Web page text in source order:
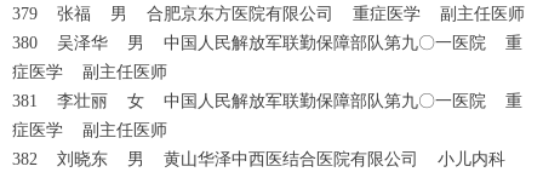
379 张福 男 合肥京东方医院有限公司 重症医学 副主任医师
380 吴泽华 男 中国人民解放军联勤保障部队第九〇一医院 重
症医学 副主任医师
381 李壮丽 女 中国人民解放军联勤保障部队第九〇一医院 重
症医学 副主任医师
382 刘晓东 男 黄山华泽中西医结合医院有限公司 小儿内科